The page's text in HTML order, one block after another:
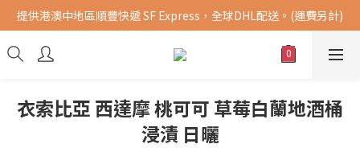
購買指定商品，滿千元免運費 (限台灣地區)
提供港澳中地區順豐快遞 SF Express，全球DHL配送。(運費另計)
購買指定商品，滿千元免運費 (限台灣地區)
衣索比亞 西達摩 桃可可 草莓白蘭地酒桶
浸漬 日曬